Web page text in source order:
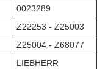
0023289
Z22253 - Z25003
Z25004 - Z68077
LIEBHERR